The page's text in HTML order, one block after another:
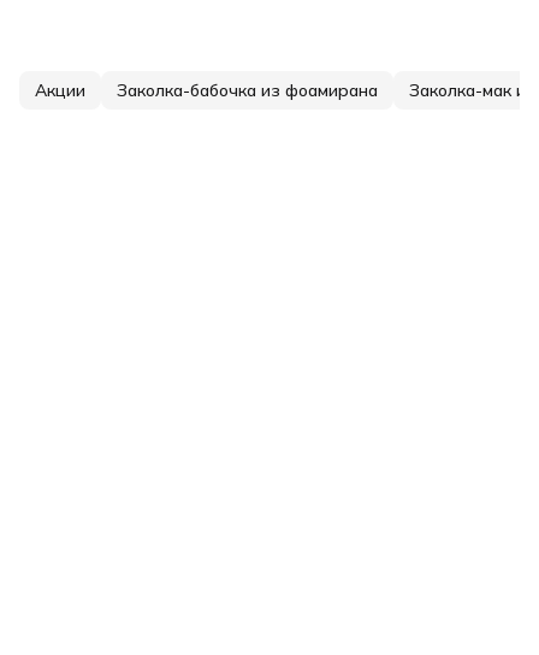
Акции Заколка-бабочка из фоамирана Заколка-мак